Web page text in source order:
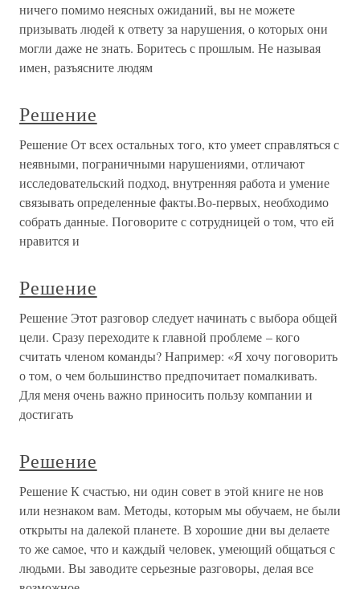
ничего помимо неясных ожиданий, вы не можете
призывать людей к ответу за нарушения, о которых они
могли даже не знать. Боритесь с прошлым. Не называя
имен, разъясните людям
Решение
Решение От всех остальных того, кто умеет справляться с
неявными, пограничными нарушениями, отличают
исследовательский подход, внутренняя работа и умение
связывать определенные факты.Во-первых, необходимо
собрать данные. Поговорите с сотрудницей о том, что ей
нравится и
Решение
Решение Этот разговор следует начинать с выбора общей
цели. Сразу переходите к главной проблеме – кого
считать членом команды? Например: «Я хочу поговорить
о том, о чем большинство предпочитает помалкивать.
Для меня очень важно приносить пользу компании и
достигать
Решение
Решение К счастью, ни один совет в этой книге не нов
или незнаком вам. Методы, которым мы обучаем, не были
открыты на далекой планете. В хорошие дни вы делаете
то же самое, что и каждый человек, умеющий общаться с
людьми. Вы заводите серьезные разговоры, делая все